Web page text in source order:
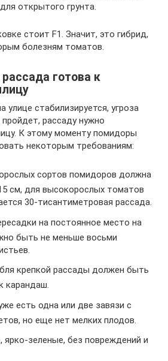
открытого грунта.
стоит F1. Значит, это гибрид,
болезням томатов.
готова к
улице стабилизируется, угроза
рассаду нужно
К этому моменту помидоры
некоторым требованиям:
сортов помидоров должна
см, для высокорослых томатов
30-тисантиметровая рассада.
на постоянное место на
быть не меньше восьми
крепкой рассады должен быть
карандаш.
есть одна или две завязи с
но еще нет мелких плодов.
ярко-зеленые, без повреждений и